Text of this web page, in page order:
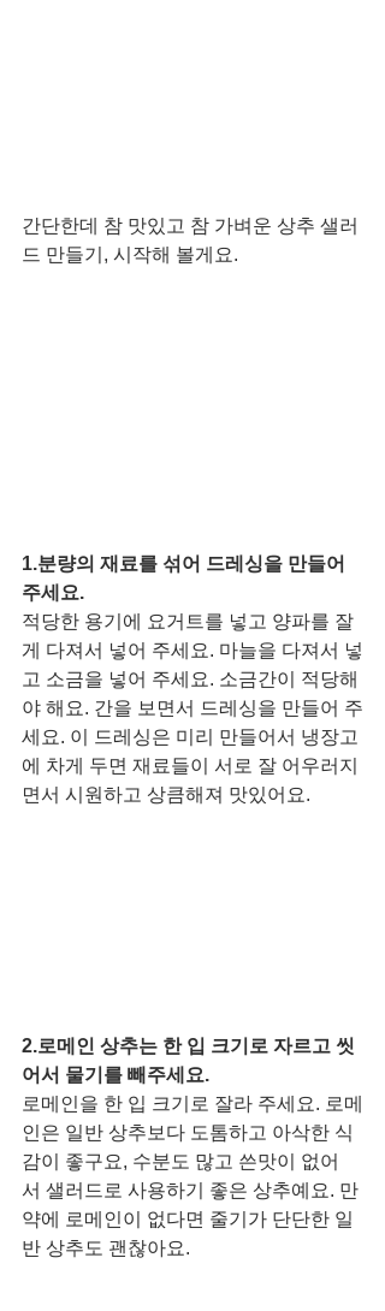
간단한데 참 맛있고 참 가벼운 상추 샐러
드 만들기, 시작해 볼게요.
1.분량의 재료를 섞어 드레싱을 만들어
주세요.
적당한 용기에 요거트를 넣고 양파를 잘
게 다져서 넣어 주세요. 마늘을 다져서 넣
고 소금을 넣어 주세요. 소금간이 적당해
야 해요. 간을 보면서 드레싱을 만들어 주
세요. 이 드레싱은 미리 만들어서 냉장고
에 차게 두면 재료들이 서로 잘 어우러지
면서 시원하고 상큼해져 맛있어요.
2.로메인 상추는 한 입 크기로 자르고 씻
어서 물기를 빼주세요.
로메인을 한 입 크기로 잘라 주세요. 로메
인은 일반 상추보다 도톰하고 아삭한 식
감이 좋구요, 수분도 많고 쓴맛이 없어
서 샐러드로 사용하기 좋은 상추예요. 만
약에 로메인이 없다면 줄기가 단단한 일
반 상추도 괜찮아요.